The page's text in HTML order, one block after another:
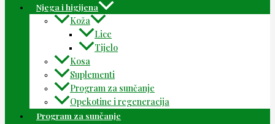
Njega i higijena
Koža
Lice
Tijelo
Kosa
Suplementi
Program za sunčanje
Opekotine i regeneracija
Program za sunčanje